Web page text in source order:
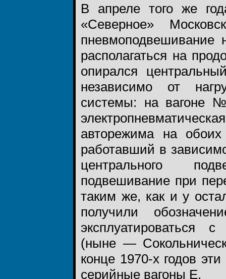
В апреле того же
«Северное»
пневмоподвешивание
располагаться на
опирался
независимо от
системы: на вагоне
авторежима на
работавший в
центрального
подвешивание при
таким же, как и у
получили
эксплуатироваться
(ныне —
конце 1970-х годов
серийные вагоны Е.